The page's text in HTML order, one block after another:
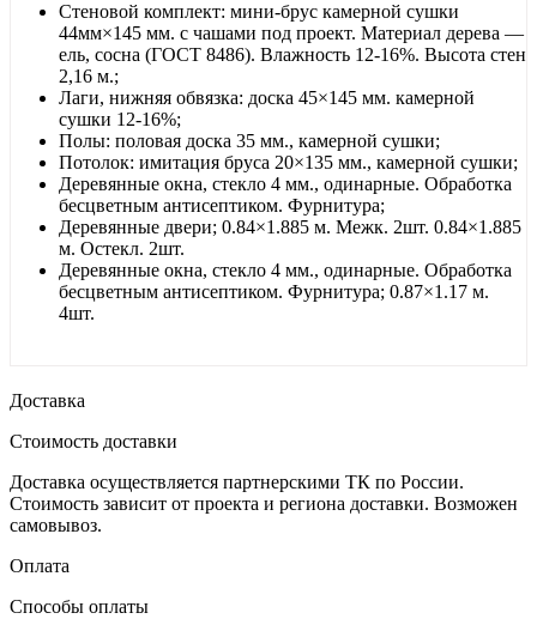
Стеновой комплект: мини-брус камерной сушки
44мм×145 мм. с чашами под проект. Материал дерева —
ель, сосна (ГОСТ 8486). Влажность 12-16%. Высота стен
2,16 м.;
Лаги, нижняя обвязка: доска 45×145 мм. камерной
сушки 12-16%;
Полы: половая доска 35 мм., камерной сушки;
Потолок: имитация бруса 20×135 мм., камерной сушки;
Деревянные окна, стекло 4 мм., одинарные. Обработка
бесцветным антисептиком. Фурнитура;
Деревянные двери; 0.84×1.885 м. Межк. 2шт. 0.84×1.885
м. Остекл. 2шт.
Деревянные окна, стекло 4 мм., одинарные. Обработка
бесцветным антисептиком. Фурнитура; 0.87×1.17 м.
4шт.
Доставка
Стоимость доставки
Доставка осуществляется партнерскими ТК по России.
Стоимость зависит от проекта и региона доставки. Возможен
самовывоз.
Оплата
Способы оплаты